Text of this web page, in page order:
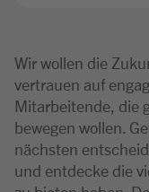
Wir wollen die
vertrauen auf
Mitarbeitende, die
bewegen wollen.
nächsten
und entdecke die